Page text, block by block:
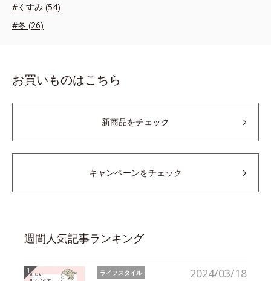
#くすみ (54)
#冬 (26)
お買いものはこちら
新商品をチェック
キャンペーンをチェック
週間人気記事ランキング
2024/03/18
ライフスタイル